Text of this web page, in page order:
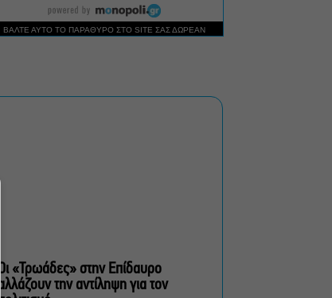
ντουέτα του ελληνικού
σινεμά στην Ταράτσα του
Λαμπέτη
Η συναυλιακή σεζόν
Οι «Τρωάδες» στην Επίδαυρο
αλλάζουν την αντίληψη για τον